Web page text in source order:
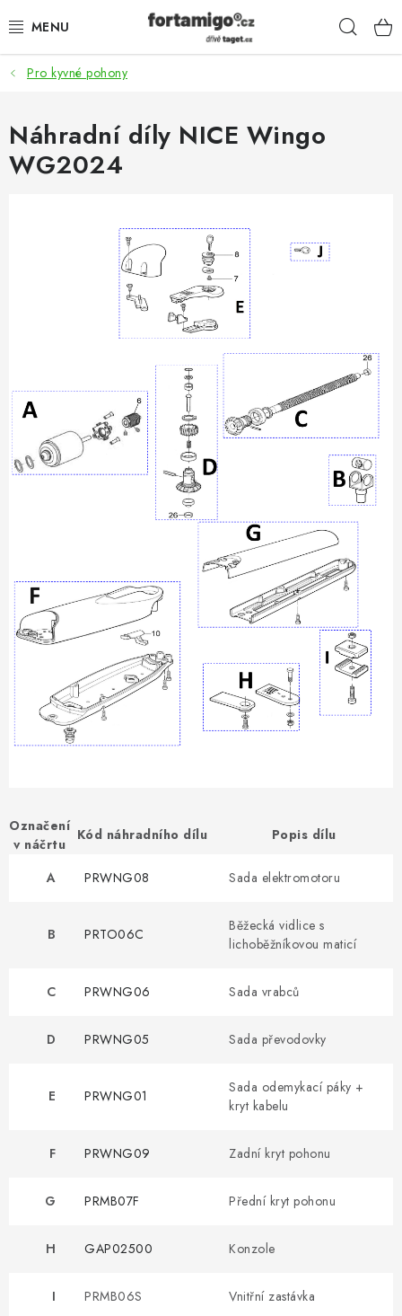
na
SADY - ZVÝHODNĚNÉ
POHONY
SAMONOSNÉ BRÁNY
KŘÍDLOVÉ BRÁNY A BRANKY
ZÁVĚSNÉ BRÁNY
VÝPLNĚ BRAN A PLOTŮ
ZÁSLEPKY
KOMPONENTY PRO PLOTY
NEREZ, INOX
ARCHIV
HLINÍKOVÝ PLOTOVÝ SYSTÉM
OTOČNÉ ŽALUZIE
Pro kyvné pohony
Náhradní díly NICE Wingo
WG2024
Označení
v náčrtu
Kód náhradního dílu Popis dílu
A PRWNG08 Sada elektromotoru
B PRTO06C
Běžecká vidlice s
lichoběžníkovou maticí
C PRWNG06 Sada vrabců
D PRWNG05 Sada převodovky
E PRWNG01
Sada odemykací páky +
kryt kabelu
F PRWNG09 Zadní kryt pohonu
G PRMB07F Přední kryt pohonu
H GAP02500 Konzole
I PRMB06S Vnitřní zastávka